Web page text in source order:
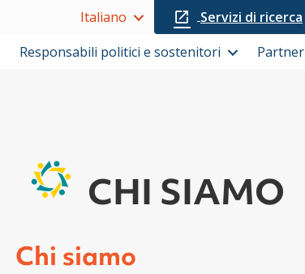
Italiano Servizi di ricerca
Responsabili politici e sostenitori Partner
CHI SIAMO
Chi siamo